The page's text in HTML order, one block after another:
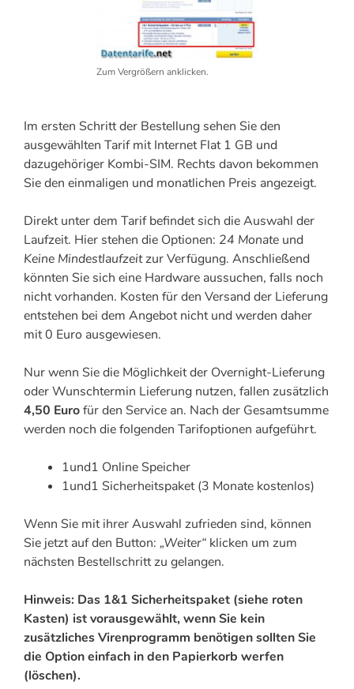
Zum Vergrößern anklicken.
Im ersten Schritt der Bestellung sehen Sie den
ausgewählten Tarif mit Internet Flat 1 GB und
dazugehöriger Kombi-SIM. Rechts davon bekommen
Sie den einmaligen und monatlichen Preis angezeigt.
Direkt unter dem Tarif befindet sich die Auswahl der
Laufzeit. Hier stehen die Optionen: 24 Monate und
Keine Mindestlaufzeitzur Verfügung. Anschließend
könnten Sie sich eine Hardware aussuchen, falls noch
nicht vorhanden. Kosten für den Versand der Lieferung
entstehen bei dem Angebot nicht und werden daher
mit 0 Euro ausgewiesen.
Nur wenn Sie die Möglichkeit der Overnight-Lieferung
oder Wunschtermin Lieferung nutzen, fallen zusätzlich
4,50 Eurofür den Service an. Nach der Gesamtsumme
werden noch die folgenden Tarifoptionen aufgeführt.
1und1 Online Speicher
1und1 Sicherheitspaket (3 Monate kostenlos)
Wenn Sie mit ihrer Auswahl zufrieden sind, können
Sie jetzt auf den Button: „Weiter“ klicken um zum
nächsten Bestellschritt zu gelangen.
Hinweis: Das 1&1 Sicherheitspaket (siehe roten
Kasten) ist vorausgewählt, wenn Sie kein
zusätzliches Virenprogramm benötigen sollten Sie
die Option einfach in den Papierkorb werfen
(löschen).